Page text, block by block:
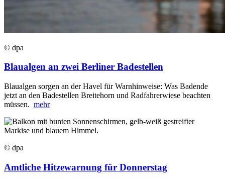
© dpa
Blaualgen an zwei Berliner Badestellen
Blaualgen sorgen an der Havel für Warnhinweise: Was Badende
jetzt an den Badestellen Breitehorn und Radfahrerwiese beachten
müssen. mehr
© dpa
Amtliche Hitzewarnung für Donnerstag